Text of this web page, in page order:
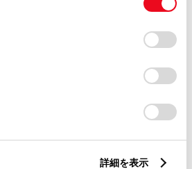
クッキー)が保存されることに同
Cookie(クッキー)のオプトアウト、
したりするにあたっては、当社の
報の取り扱いについて
」をご覧くだ
詳細を表示